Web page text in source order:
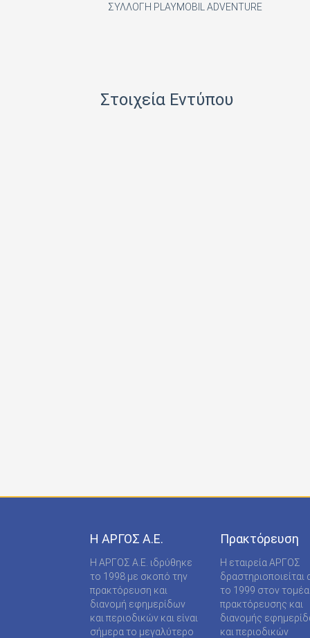
FUTURE ASSET ΜΟΝ. ΙΚΕ
ICONS TV ΜΟΝΟΠΡΟΣΩΠΗ Ι Κ Ε
S.A.J.P. ΕΚΔΟΤΙΚΗ ΙΚΕ
SABD ΕΚΔΟΤΙΚΗ Α.Ε
SHOP SUPPLY ΠΡΟΜΗΘΕΙΕΣ
SPORTDAY ΑΕΠΕΕ
ΣΥΛΛΟΓΗ PLAYMOBIL ADVENTURE
Στοιχεία Εντύπου
Η ΑΡΓΟΣ A.E.
Η ΑΡΓΟΣ A.E. ιδρύθηκε
το 1998 με σκοπό την
πρακτόρευση και
διανομή εφημερίδων
και περιοδικών και είναι
σήμερα το μεγαλύτερο
Πρακτόρευση
Η εταιρεία ΑΡΓΟΣ
δραστηριοποιείται
το 1999 στον τομέα
πρακτόρευσης και
διανομής
και περιοδικών